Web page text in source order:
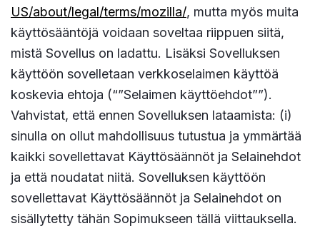
US/about/legal/terms/mozilla/, mutta myös muita
käyttösääntöjä voidaan soveltaa riippuen siitä,
mistä Sovellus on ladattu. Lisäksi Sovelluksen
käyttöön sovelletaan verkkoselaimen käyttöä
koskevia ehtoja (“”Selaimen käyttöehdot””).
Vahvistat, että ennen Sovelluksen lataamista: (i)
sinulla on ollut mahdollisuus tutustua ja ymmärtää
kaikki sovellettavat Käyttösäännöt ja Selainehdot
ja että noudatat niitä. Sovelluksen käyttöön
sovellettavat Käyttösäännöt ja Selainehdot on
sisällytetty tähän Sopimukseen tällä viittauksella.